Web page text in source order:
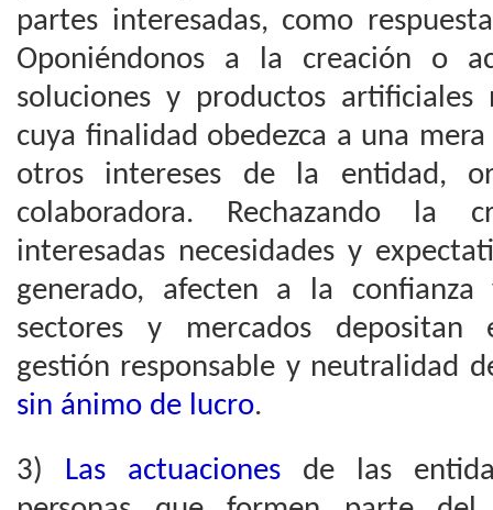
partes interesadas, como
Oponiéndonos a la creación o
soluciones y productos artificiales
cuya finalidad obedezca a una
otros intereses de la entidad,
colaboradora. Rechazando la
interesadas necesidades y
generado, afecten a la
sectores y mercados depositan
gestión responsable y neutralidad
sin ánimo de lucro.
3) Las actuaciones de las